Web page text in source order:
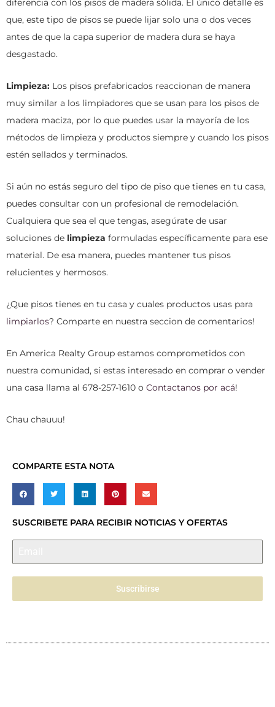
diferencia con los pisos de madera sólida. El único detalle es
que, este tipo de pisos se puede lijar solo una o dos veces
antes de que la capa superior de madera dura se haya
desgastado.
Limpieza: Los pisos prefabricados reaccionan de manera
muy similar a los limpiadores que se usan para los pisos de
madera maciza, por lo que puedes usar la mayoría de los
métodos de limpieza y productos siempre y cuando los pisos
estén sellados y terminados.
Si aún no estás seguro del tipo de piso que tienes en tu casa,
puedes consultar con un profesional de remodelación.
Cualquiera que sea el que tengas, asegúrate de usar
soluciones de limpieza formuladas específicamente para ese
material. De esa manera, puedes mantener tus pisos
relucientes y hermosos.
¿Que pisos tienes en tu casa y cuales productos usas para
limpiarlos? Comparte en nuestra seccion de comentarios!
En America Realty Group estamos comprometidos con
nuestra comunidad, si estas interesado en comprar o vender
una casa llama al 678-257-1610 o Contactanos por acá!
Chau chauuu!
COMPARTE ESTA NOTA
SUSCRIBETE PARA RECIBIR NOTICIAS Y OFERTAS
Suscribirse